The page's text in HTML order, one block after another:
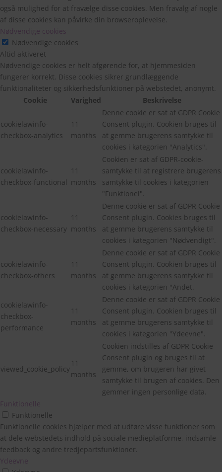
også mulighed for at fravælge disse cookies. Men fravalg af nogle
af disse cookies kan påvirke din browseroplevelse.
Nødvendige cookies
Nødvendige cookies
Altid aktiveret
Nødvendige cookies er helt afgørende for, at hjemmesiden
fungerer korrekt. Disse cookies sikrer grundlæggende
funktionaliteter og sikkerhedsfunktioner på webstedet, anonymt.
Cookie
Varighed Beskrivelse
cookielawinfo-
checkbox-analytics
11
months
Denne cookie er sat af GDPR Cookie
Consent plugin. Cookien bruges til
at gemme brugerens samtykke til
cookies i kategorien "Analytics".
cookielawinfo-
checkbox-functional
11
months
Cookien er sat af GDPR-cookie-
samtykke til at registrere brugerens
samtykke til cookies i kategorien
"Funktionel".
cookielawinfo-
checkbox-necessary
11
months
Denne cookie er sat af GDPR Cookie
Consent plugin. Cookies bruges til
at gemme brugerens samtykke til
cookies i kategorien "Nødvendigt".
cookielawinfo-
checkbox-others
11
months
Denne cookie er sat af GDPR Cookie
Consent plugin. Cookien bruges til
at gemme brugerens samtykke til
cookies i kategorien "Andet.
cookielawinfo-
checkbox-
performance
11
months
Denne cookie er sat af GDPR Cookie
Consent plugin. Cookien bruges til
at gemme brugerens samtykke til
cookies i kategorien "Ydeevne".
viewed_cookie_policy
11
months
Cookien indstilles af GDPR Cookie
Consent plugin og bruges til at
gemme, om brugeren har givet
samtykke til brugen af cookies. Den
gemmer ingen personlige data.
Funktionelle
Funktionelle
Funktionelle cookies hjælper med at udføre visse funktioner som
at dele webstedets indhold på sociale medieplatforme, indsamle
feedback og andre tredjepartsfunktioner.
Ydeevne